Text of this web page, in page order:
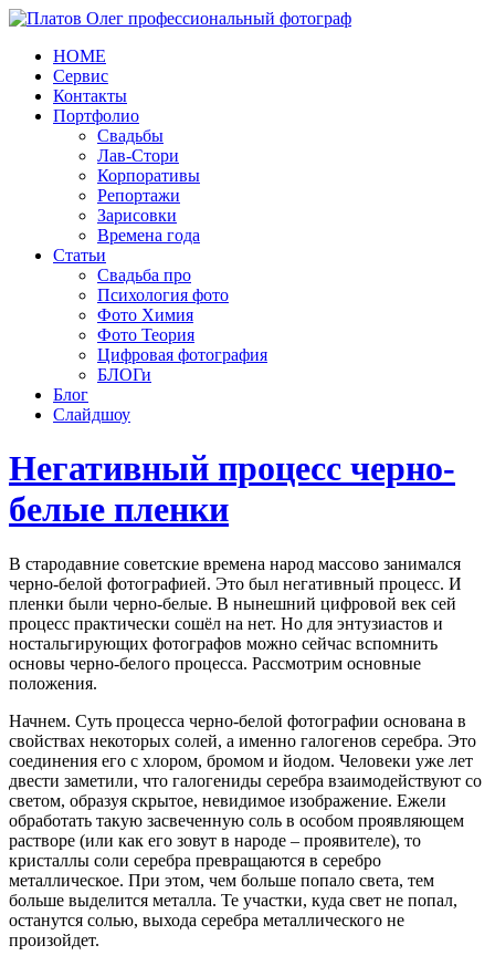
HOME
Сервис
Контакты
Портфолио
Свадьбы
Лав-Стори
Корпоративы
Репортажи
Зарисовки
Времена года
Статьи
Свадьба про
Психология фото
Фото Химия
Фото Теория
Цифровая фотография
БЛОГи
Блог
Слайдшоу
Негативный процесс черно-
белые пленки
В стародавние советские времена народ массово занимался
черно-белой фотографией. Это был негативный процесс. И
пленки были черно-белые. В нынешний цифровой век сей
процесс практически сошёл на нет. Но для энтузиастов и
ностальгирующих фотографов можно сейчас вспомнить
основы черно-белого процесса. Рассмотрим основные
положения.
Начнем. Суть процесса черно-белой фотографии основана в
свойствах некоторых солей, а именно галогенов серебра. Это
соединения его с хлором, бромом и йодом. Человеки уже лет
двести заметили, что галогениды серебра взаимодействуют со
светом, образуя скрытое, невидимое изображение. Ежели
обработать такую засвеченную соль в особом проявляющем
растворе (или как его зовут в народе – проявителе), то
кристаллы соли серебра превращаются в серебро
металлическое. При этом, чем больше попало света, тем
больше выделится металла. Те участки, куда свет не попал,
останутся солью, выхода серебра металлического не
произойдет.